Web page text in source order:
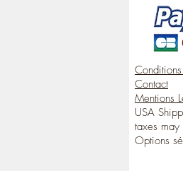
Contact
Mentions
USA
taxes may
Options